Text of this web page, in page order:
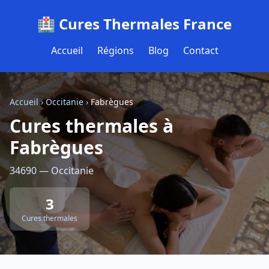
🏥 Cures Thermales France
Accueil Régions Blog Contact
Accueil ›Occitanie ›Fabrègues
Cures thermales à
Fabrègues
34690 — Occitanie
3
Cures thermales